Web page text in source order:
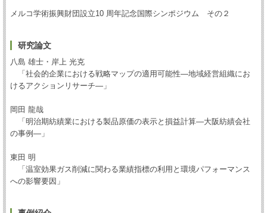
メルコ学術振興財団設立10 周年記念国際シンポジウム その２
研究論文
八島 雄士・岸上 光克
「社会的企業における戦略マップの適用可能性―地域経営組織にお
けるアクションリサーチ―」
岡田 龍哉
「明治期紡績業における製品原価の表示と損益計算―大阪紡績会社
の事例―」
東田 明
「温室効果ガス削減に関わる業績指標の利用と環境パフォーマンス
への影響要因」